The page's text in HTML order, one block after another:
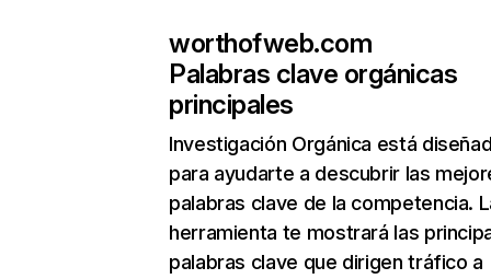
worthofweb.com
Palabras clave orgánicas
principales
Investigación Orgánica está
para ayudarte a descubrir las
palabras clave de la competencia.
herramienta te mostrará las
palabras clave que dirigen tráfico a